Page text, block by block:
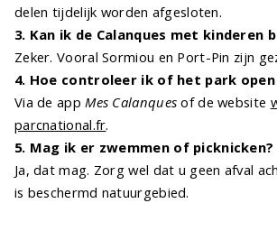
delen tijdelijk worden afgesloten.
3. Kan ik de Calanques met kinderen
Zeker. Vooral Sormiou en Port-Pin zijn
4. Hoe controleer ik of het park open
Via de app Mes Calanques of de website
parcnational.fr.
5. Mag ik er zwemmen of picknicken?
Ja, dat mag. Zorg wel dat u geen afval
is beschermd natuurgebied.